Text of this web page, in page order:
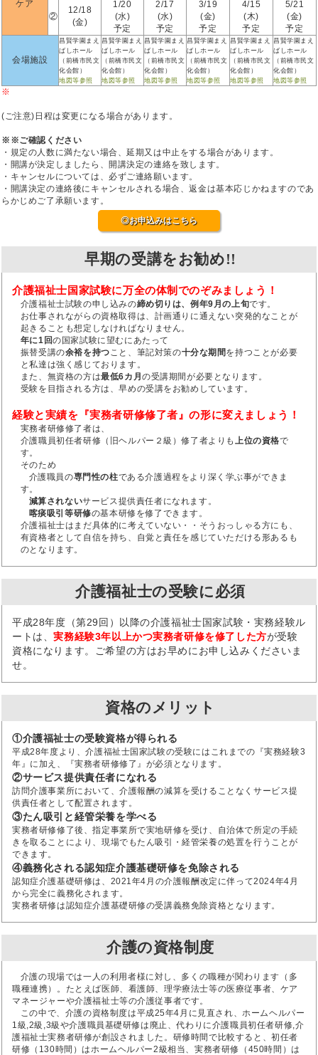
ケア
②
12/18
(金)
1/20
(水)
予定
2/17
(水)
予定
3/19
(金)
予定
4/15
(木)
予定
5/21
(金)
予定
会場施設
昌賢学園まえ
ばしホール
（前橋市民文
化会館）
地図等参照
昌賢学園まえ
ばしホール
（前橋市民文
化会館）
地図等参照
昌賢学園まえ
ばしホール
（前橋市民文
化会館）
地図等参照
昌賢学園まえ
ばしホール
（前橋市民文
化会館）
地図等参照
昌賢学園まえ
ばしホール
（前橋市民文
化会館）
地図等参照
昌賢学園まえ
ばしホール
（前橋市民文
化会館）
地図等参照
※
(ご注意)日程は変更になる場合があります。
※※ご確認ください
・規定の人数に満たない場合、延期又は中止をする場合があります。
・開講が決定しましたら、開講決定の連絡を致します。
・キャンセルについては、必ずご連絡願います。
・開講決定の連絡後にキャンセルされる場合、返金は基本応じかねますのであ
らかじめご了承願います。
◎お申込みはこちら
早期の受講をお勧め!!
介護福祉士国家試験に万全の体制でのぞみましょう！
介護福祉士試験の申し込みの締め切りは、例年9月の上旬です。
お仕事されながらの資格取得は、計画通りに通えない突発的なことが
起きることも想定しなければなりません。
年に1回の国家試験に望むにあたって
振替受講の余裕を持つこと、筆記対策の十分な期間を持つことが必要
と私達は強く感じております。
また、無資格の方は最低6カ月の受講期間が必要となります。
受験を目指される方は、早めの受講をお勧めしています。
経験と実績を『実務者研修修了者』の形に変えましょう！
実務者研修修了者は、
介護職員初任者研修（旧ヘルパー２級）修了者よりも上位の資格で
す。
そのため
介護職員の専門性の柱である介護過程をより深く学ぶ事ができま
す。
減算されないサービス提供責任者になれます。
喀痰吸引等研修の基本研修を修了できます。
介護福祉士はまだ具体的に考えていない・・そうおっしゃる方にも、
有資格者として自信を持ち、自覚と責任を感じていただける形あるも
のとなります。
介護福祉士の受験に必須
平成28年度（第29回）以降の介護福祉士国家試験・実務経験ル
ートは、実務経験3年以上かつ実務者研修を修了した方が受験
資格になります。ご希望の方はお早めにお申し込みくださいま
せ。
資格のメリット
①介護福祉士の受験資格が得られる
平成28年度より、介護福祉士国家試験の受験にはこれまでの『実務経験3
年』に加え、『実務者研修修了』が必須となります。
②サービス提供責任者になれる
訪問介護事業所において、介護報酬の減算を受けることなくサービス提
供責任者として配置されます。
③たん吸引と経管栄養を学べる
実務者研修修了後、指定事業所で実地研修を受け、自治体で所定の手続
きを取ることにより、現場でもたん吸引・経管栄養の処置を行うことが
できます。
④義務化される認知症介護基礎研修を免除される
認知症介護基礎研修は、2021年4月の介護報酬改定に伴って2024年4月
から完全に義務化されます。
実務者研修は認知症介護基礎研修の受講義務免除資格となります。
介護の資格制度
介護の現場では一人の利用者様に対し、多くの職種が関わります（多
職種連携）。たとえば医師、看護師、理学療法士等の医療従事者、ケア
マネージャーや介護福祉士等の介護従事者です。
この中で、介護の資格制度は平成25年4月に見直され、ホームヘルパー
1級,2級,3級や介護職員基礎研修は廃止、代わりに介護職員初任者研修,介
護福祉士実務者研修が創設されました。研修時間で比較すると、初任者
研修（130時間）はホームヘルパー2級相当、実務者研修（450時間）は